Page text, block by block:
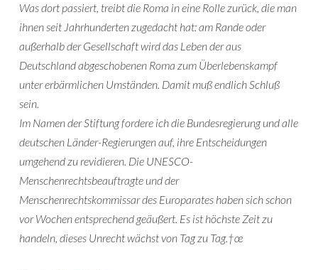
Was dort passiert, treibt die Roma in eine Rolle zurück, die man
ihnen seit Jahrhunderten zugedacht hat: am Rande oder
außerhalb der Gesellschaft wird das Leben der aus
Deutschland abgeschobenen Roma zum Überlebenskampf
unter erbärmlichen Umständen. Damit muß endlich Schluß
sein.
Im Namen der Stiftung fordere ich die Bundesregierung und alle
deutschen Länder-Regierungen auf, ihre Entscheidungen
umgehend zu revidieren. Die UNESCO-
Menschenrechtsbeauftragte und der
Menschenrechtskommissar des Europarates haben sich schon
vor Wochen entsprechend geäußert. Es ist höchste Zeit zu
handeln, dieses Unrecht wächst von Tag zu Tag.†œ